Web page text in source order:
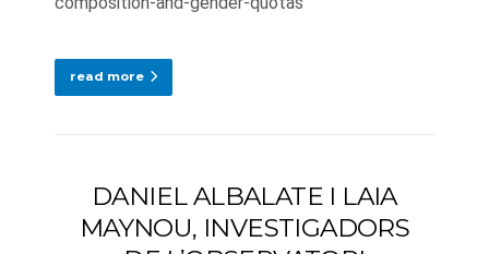
read more
DANIEL ALBALATE I LAIA
MAYNOU, INVESTIGADORS